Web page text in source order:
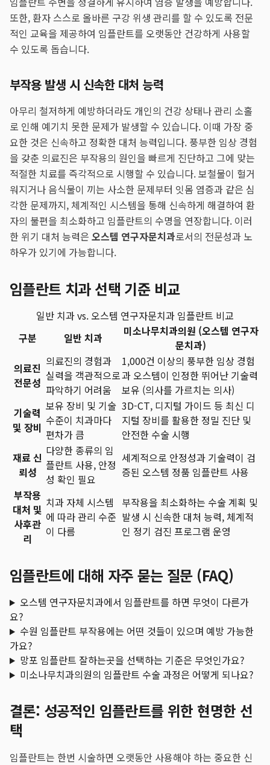
또한, 환자 스스로 올바른 구강 위생 관리를 할 수 있도록 전문
적인 교육을 제공하여 임플란트를 오랫동안 건강하게 사용할
수 있도록 돕습니다.
부작용 발생 시 신속한 대처 능력
아무리 철저하게 예방하더라도 개인의 건강 상태나 관리 소홀
로 인해 예기치 못한 문제가 발생할 수 있습니다. 이때 가장 중
요한 것은 신속하고 정확한 대처 능력입니다. 풍부한 임상 경험
을 갖춘 의료진은 부작용의 원인을 빠르게 진단하고 그에 맞는
적절한 치료를 즉각적으로 시행할 수 있습니다. 보철물이 헐거
워지거나 음식물이 끼는 사소한 문제부터 잇몸 염증과 같은 심
각한 문제까지, 체계적인 시스템을 통해 신속하게 해결하여 환
자의 불편을 최소화하고 임플란트의 수명을 연장합니다. 이러
한 위기 대처 능력은 오스템 연구자문치과로서의 전문성과 노
하우가 있기에 가능합니다.
임플란트 치과 선택 기준 비교
일반 치과 vs. 오스템 연구자문치과 임플란트 비교
구분
일반 치과
미소나무치과의원 (오스템 연구자
문치과)
의료진
전문성
의료진의 경험과
실력을 객관적으로
파악하기 어려움
1,000건 이상의 풍부한 임상 경험
과 오스템이 인정한 뛰어난 기술력
보유 (의사를 가르치는 의사)
기술력
및 장비
보유 장비 및 기술
수준이 치과마다
편차가 큼
3D-CT, 디지털 가이드 등 최신 디
지털 장비를 활용한 정밀 진단 및
안전한 수술 시행
재료 신
뢰성
다양한 종류의 임
플란트 사용, 안정
성 확인 필요
세계적으로 안정성과 기술력이 검
증된 오스템 정품 임플란트 사용
부작용
대처 및
사후관
리
치과 자체 시스템
에 따라 관리 수준
이 다름
부작용을 최소화하는 수술 계획 및
발생 시 신속한 대처 능력, 체계적
인 정기 검진 프로그램 운영
임플란트에 대해 자주 묻는 질문 (FAQ)
오스템 연구자문치과에서 임플란트를 하면 무엇이 다른가
요?
수원 임플란트 부작용에는 어떤 것들이 있으며 예방 가능한
가요?
망포 임플란트 잘하는곳을 선택하는 기준은 무엇인가요?
미소나무치과의원의 임플란트 수술 과정은 어떻게 되나요?
결론: 성공적인 임플란트를 위한 현명한 선
택
임플란트는 한번 시술하면 오랫동안 사용해야 하는 중요한 신